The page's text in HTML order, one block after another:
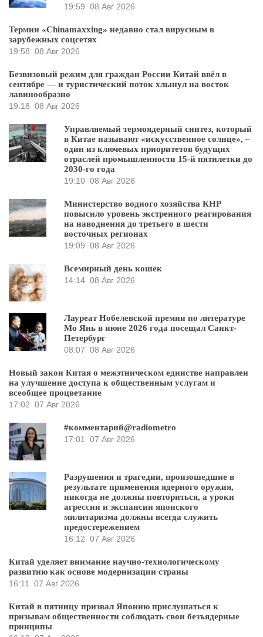
19:59 08 Авг 2026
Термин «Chinamaxxing» недавно стал вирусным в
зарубежных соцсетях
19:58 08 Авг 2026
Безвизовый режим для граждан России Китай ввёл в
сентябре — и туристический поток хлынул на восток
лавинообразно
19:18 08 Авг 2026
Управляемый термоядерный синтез, который
в Китае называют «искусственное солнце», –
один из ключевых приоритетов будущих
отраслей промышленности 15-й пятилетки до
2030-го года
19:10 08 Авг 2026
Министерство водного хозяйства КНР
повысило уровень экстренного реагирования
на наводнения до третьего в шести
восточных регионах
19:09 08 Авг 2026
Всемирный день кошек
14:14 08 Авг 2026
Лауреат Нобелевской премии по литературе
Мо Янь в июне 2026 года посещал Санкт-
Петербург
08:07 08 Авг 2026
Новый закон Китая о межэтническом единстве направлен
на улучшение доступа к общественным услугам и
всеобщее процветание
17:02 07 Авг 2026
#комментарий@radiometro
17:01
07 Авг 2026
Разрушения и трагедии, произошедшие в
результате применения ядерного оружия,
никогда не должны повториться, а уроки
агрессии и экспансии японского
милитаризма должны всегда служить
предостережением
16:12 07 Авг 2026
Китай уделяет внимание научно-технологическому
развитию как основе модернизации страны
16:11
07 Авг 2026
Китай в пятницу призвал Японию прислушаться к
призывам общественности соблюдать свои безъядерные
принципы